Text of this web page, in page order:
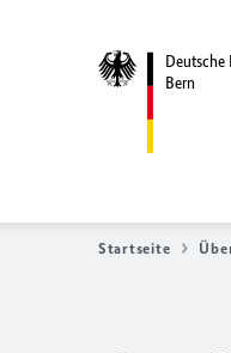
Bern
Startseite